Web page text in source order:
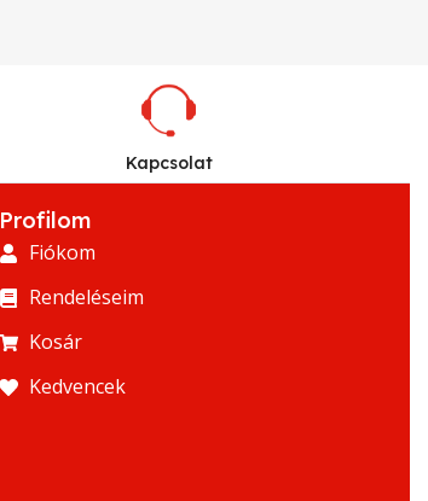
Kapcsolat
Profilom
Fiókom
Rendeléseim
Kosár
Kedvencek